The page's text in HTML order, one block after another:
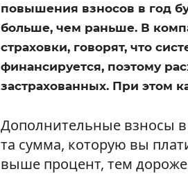
повышения взносов в год
больше, чем раньше. В
страховки, говорят, что
финансируется, поэтому
застрахованных. При этом
Дополнительные взносы
та сумма, которую вы
выше процент, тем дороже